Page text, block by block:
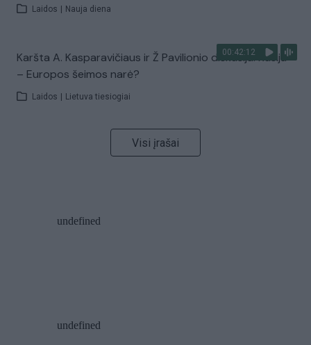
Laidos Nauja diena
00:42:12
Karšta A. Kasparavičiaus ir Ž Pavilionio diskusija: Rusija
– Europos šeimos narė?
Laidos Lietuva tiesiogiai
Visi įrašai